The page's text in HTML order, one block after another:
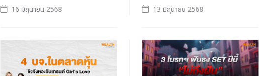
16 มิถุนายน 2568 13 มิถุนายน 2568